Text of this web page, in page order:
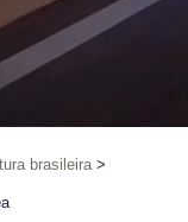
brasileira